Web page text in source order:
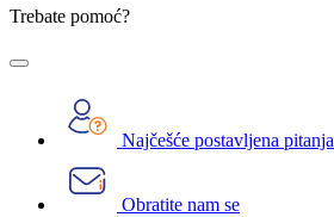
Trebate pomoć?
Najčešće postavljena pitanja
Obratite nam se